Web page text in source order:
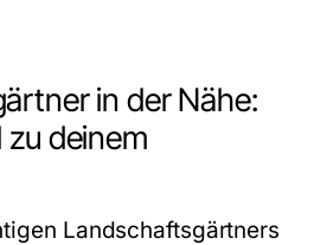
in der Nähe:
zu deinem
Landschaftsgärtners